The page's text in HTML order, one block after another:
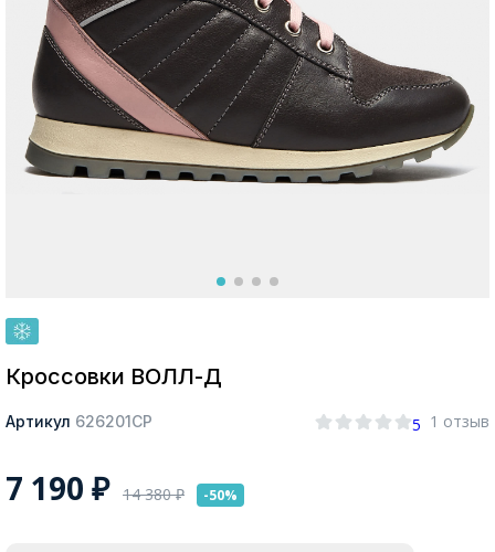
Москва
Покупателям
Кроссовки ВОЛЛ-Д
Артикул 626201СР 5 1 отзыв
7 190 ₽ 14 380₽ -50%